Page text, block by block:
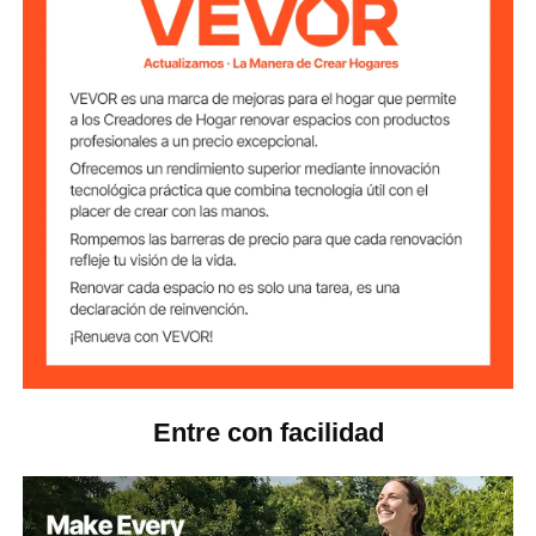
300 libras / 136 kg
Color Gris y blanco
Material principal Acero al carbono + PP
Dimensiones del
escalón
16,0 x 3,0 x 1,6 pulgadas /
405 x 75 x 40 mm
Dimensiones del
39,4 × 31,3 × 59,3 pulgadas
/ 1000 × 795 × 1506 mm
Entre con facilidad